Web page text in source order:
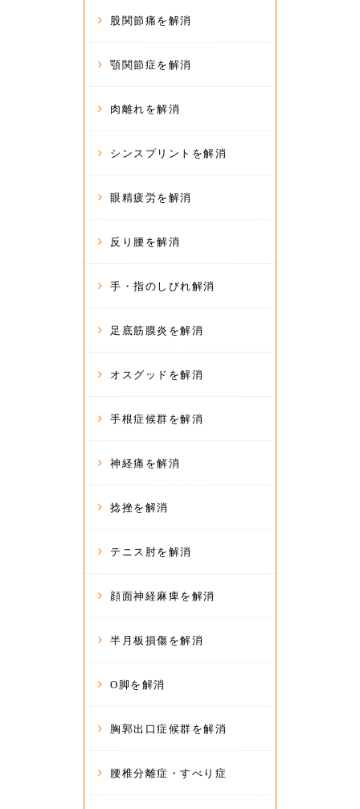
股関節痛を解消
顎関節症を解消
肉離れを解消
シンスプリントを解消
眼精疲労を解消
反り腰を解消
手・指のしびれ解消
足底筋膜炎を解消
オスグッドを解消
手根症候群を解消
神経痛を解消
捻挫を解消
テニス肘を解消
顔面神経麻痺を解消
半月板損傷を解消
O脚を解消
胸郭出口症候群を解消
腰椎分離症・すべり症